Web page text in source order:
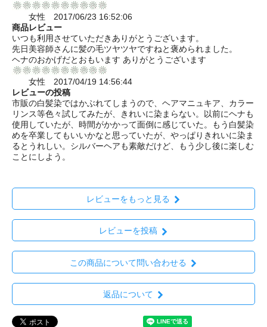
女性 2017/06/23 16:52:06
商品レビュー
いつも利用させていただきありがとうございます。
先日美容師さんに髪の毛ツヤツヤですねと褒められました。
ヘナのおかげだとおもいます ありがとうございます
女性 2017/04/19 14:56:44
レビューの投稿
市販の白髪染ではかぶれてしまうので、ヘアマニュキア、カラー
リンス等色々試してみたが、きれいに染まらない。以前にヘナも
使用していたが、時間がかかって面倒に感じていた。もう白髪染
めを卒業してもいいかなと思っていたが、やっぱりきれいに染ま
るとうれしい。シルバーヘアも素敵だけど、もう少し後に楽しむ
ことにしよう。
レビューをもっと見る
レビューを投稿
この商品について問い合わせる
返品について